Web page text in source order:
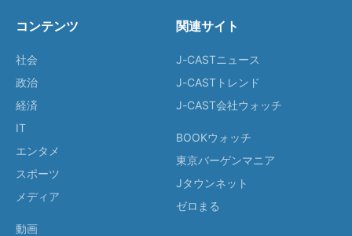
コンテンツ
社会
政治
経済
IT
エンタメ
スポーツ
メディア
動画
関連サイト
J-CASTニュース
J-CASTトレンド
J-CAST会社ウォッチ
BOOKウォッチ
東京バーゲンマニア
Jタウンネット
ゼロまる